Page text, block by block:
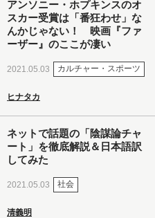
アンソニー・ホプキンスのオ
スカー受賞は「番狂わせ」な
んかじゃない！ 映画『ファ
ーザー』のここが凄い
2021.05.03 カルチャー・スポーツ
ヒナタカ
ネットで話題の「陰謀論チャ
ート」を徹底解説＆日本語訳
してみた
2021.05.03 社会
清義明